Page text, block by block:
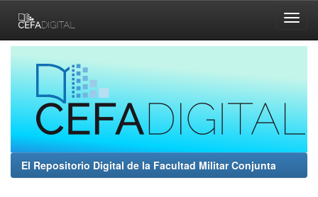
navigation
El Repositorio Digital de la Facultad Militar Conjunta